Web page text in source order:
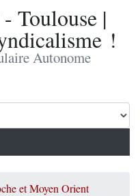
Toulouse |
!
Autonome
et Moyen Orient